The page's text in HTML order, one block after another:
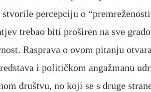
percepciju o
trebao biti proširen na sve
Rasprava o ovom pitanju
i političkom angažmanu
društvu, no koji se s druge